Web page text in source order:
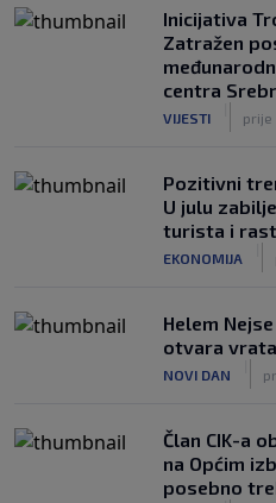
Inicijativa
Zatražen
centra
VIJESTI prije
Pozitivni
U julu
turista i
EKONOMIJA
Helem
otvara vrata
NOVI DAN
Član CIK-a
na Općim
posebno